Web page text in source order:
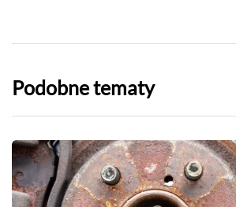
Podobne tematy